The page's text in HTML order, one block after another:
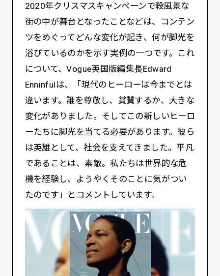
2020年クリスマスキャンペーンで殺風景な
街の中が舞台となったことなどは、コンテン
ツをめぐってどんな変化が起き、何が脚光を
浴びているのかを示す実例の一つです。これ
について、Vogue英国版編集長Edward
Enninfulは、「現代のヒーローは今までとは
違います。誰を尊敬し、賞賛するか、大きな
変化がありました。そしてこの新しいヒーロ
ーたちに脚光を当てる必要があります。彼ら
は英雄として、社会を支えてきました。平凡
であることは、素敵。私たちは世界的な危
機を経験し、ようやくそのことに気がつい
たのです」とコメントしています。